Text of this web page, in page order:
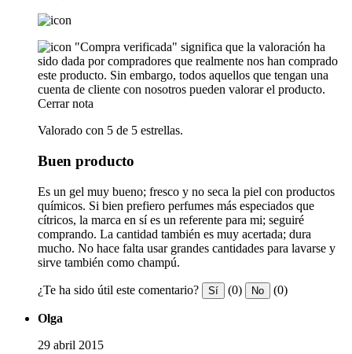
"Compra verificada" significa que la valoración ha
sido dada por compradores que realmente nos han comprado
este producto. Sin embargo, todos aquellos que tengan una
cuenta de cliente con nosotros pueden valorar el producto.
Cerrar nota
Valorado con 5 de 5 estrellas.
Buen producto
Es un gel muy bueno; fresco y no seca la piel con productos
químicos. Si bien prefiero perfumes más especiados que
cítricos, la marca en sí es un referente para mi; seguiré
comprando. La cantidad también es muy acertada; dura
mucho. No hace falta usar grandes cantidades para lavarse y
sirve también como champú.
¿Te ha sido útil este comentario? Sí (0) No (0)
Olga
29 abril 2015